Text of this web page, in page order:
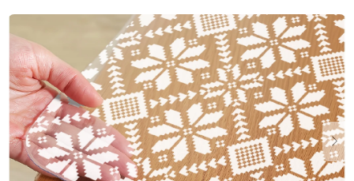
átlagos
értékelése
ből
0,0
csillag.